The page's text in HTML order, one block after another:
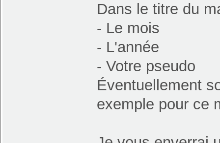
Dans le titre du
- Le mois
- L'année
- Votre pseudo
Éventuellement
exemple pour ce